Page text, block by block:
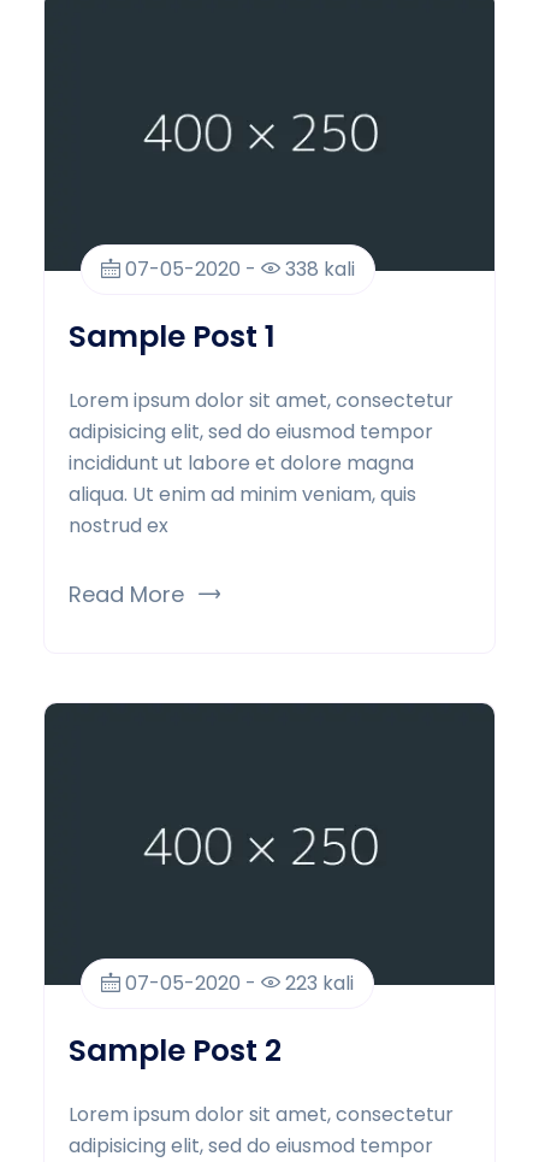
07-05-2020 - 338 kali
Sample Post 1
Lorem ipsum dolor sit amet, consectetur
adipisicing elit, sed do eiusmod tempor
incididunt ut labore et dolore magna
aliqua. Ut enim ad minim veniam, quis
nostrud ex
Read More
07-05-2020 - 223 kali
Sample Post 2
Lorem ipsum dolor sit amet, consectetur
adipisicing elit, sed do eiusmod tempor